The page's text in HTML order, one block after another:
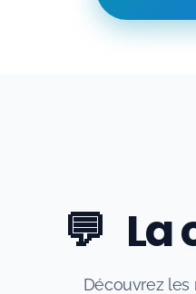
💬 La
Découvrez les